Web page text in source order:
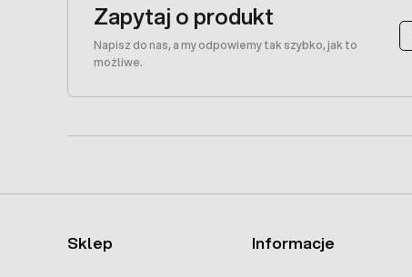
Zapytaj o produkt
Napisz do nas, a my odpowiemy tak szybko, jak to
możliwe.
Sklep Informacje